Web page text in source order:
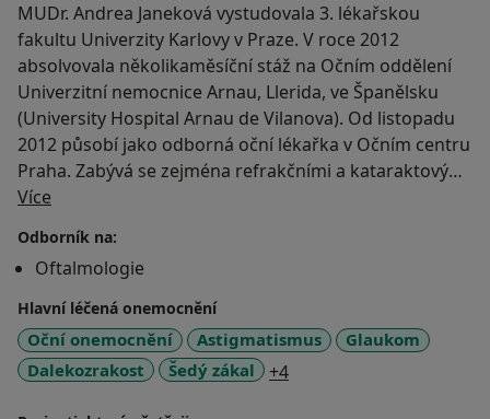
MUDr. Andrea Janeková vystudovala 3. lékařskou
fakultu Univerzity Karlovy v Praze. V roce 2012
absolvovala několikaměsíční stáž na Očním oddělení
Univerzitní nemocnice Arnau, Llerida, ve Španělsku
(University Hospital Arnau de Vilanova). Od listopadu
2012 působí jako odborná oční lékařka v Očním centru
Praha. Zabývá se zejména refrakčními a kataraktovými
vyšetřeními. Pravidelně se účastní odborných
oftalmologických kongresů a specializovaných kurzů
pro oftalmology.
Více
Odborník na:
Oftalmologie
Hlavní léčená onemocnění
Oční onemocnění Astigmatismus
Glaukom
Dalekozrakost
Šedý zákal +4a11y_sr_more_diseases